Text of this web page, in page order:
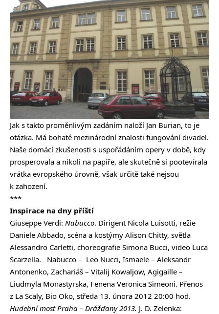
Jak s takto proměnlivým zadáním naloží Jan Burian, to je
otázka. Má bohaté mezinárodní znalosti fungování divadel.
Naše domácí zkušenosti s uspořádáním opery v době, kdy
prosperovala a nikoli na papíře, ale skutečně si pootevírala
vrátka evropského úrovně, však určitě také nejsou
k zahození.
***
Inspirace na dny příští
Giuseppe Verdi: Nabucco. Dirigent Nicola Luisotti, režie
Daniele Abbado, scéna a kostýmy Alison Chitty, světla
Alessandro Carletti, choreografie Simona Bucci, video Luca
Scarzella. Nabucco – Leo Nucci, Ismaele – Aleksandr
Antonenko, Zachariáš – Vitalij Kowaljow, Agigaille –
Liudmyla Monastyrska, Fenena Veronica Simeoni. Přenos
z La Scaly, Bio Oko, středa 13. února 2012 20:00 hod.
Hudební most Praha – Drážďany 2013. J. D. Zelenka: